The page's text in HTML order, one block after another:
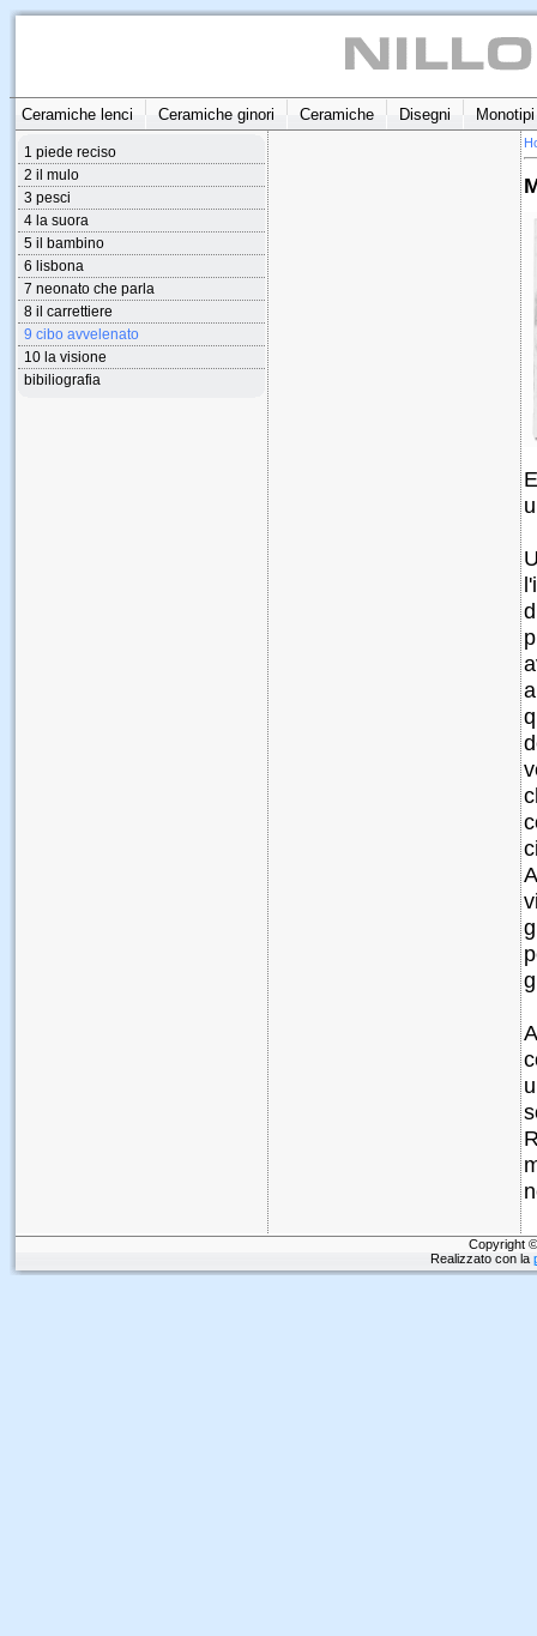
Ceramiche lenci Ceramiche ginori Ceramiche Disegni Monotipi
1 piede reciso
2 il mulo
3 pesci
4 la suora
5 il bambino
6 lisbona
7 neonato che parla
8 il carrettiere
9 cibo avvelenato
10 la visione
bibiliografia
Copyright
Realizzato con la